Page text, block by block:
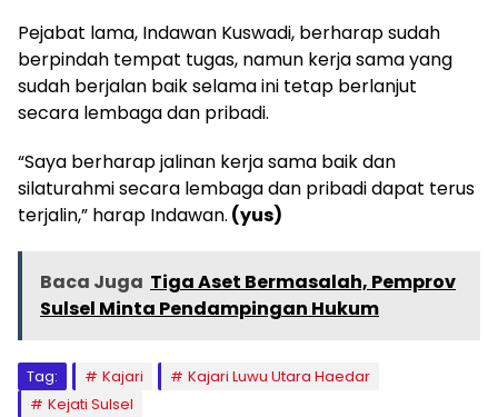
Pejabat lama, Indawan Kuswadi, berharap sudah
berpindah tempat tugas, namun kerja sama yang
sudah berjalan baik selama ini tetap berlanjut
secara lembaga dan pribadi.
“Saya berharap jalinan kerja sama baik dan
silaturahmi secara lembaga dan pribadi dapat terus
terjalin,” harap Indawan. (yus)
Baca Juga Tiga Aset Bermasalah, Pemprov
Sulsel Minta Pendampingan Hukum
Tag: Kajari
Kajari Luwu Utara Haedar
Kejati Sulsel